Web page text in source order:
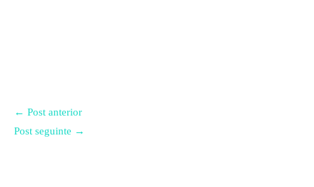
← Post anterior
Post seguinte →